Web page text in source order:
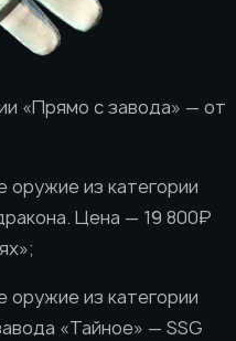
«Прямо с завода» — от
из категории
Цена — 19 800₽
из категории
«Тайное» — SSG